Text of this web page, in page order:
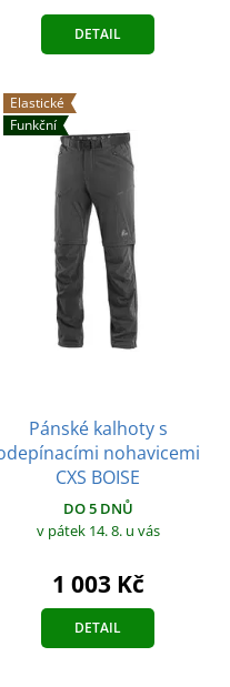
DETAIL
Elastické
Funkční
Pánské kalhoty s
nohavicemi
CXS BOISE
DO 5 DNŮ
v pátek 14. 8. u vás
1 003 Kč
DETAIL